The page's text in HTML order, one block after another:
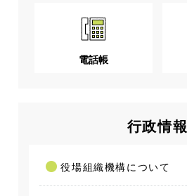
電話帳
行政情報
役場組織機構について